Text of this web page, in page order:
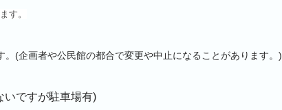
す。
。(企画者や公民館の都合で変更や中止になることがあります。)
いですが駐車場有)